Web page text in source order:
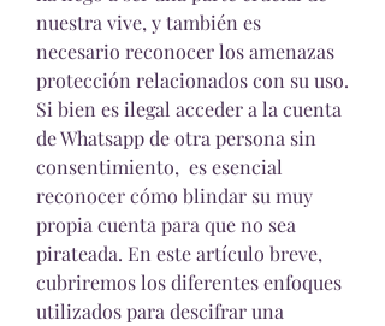
nuestra vive, y también es
necesario reconocer los amenazas
protección relacionados con su uso.
Si bien es ilegal acceder a la cuenta
de Whatsapp de otra persona sin
consentimiento,  es esencial
reconocer cómo blindar su muy
propia cuenta para que no sea
pirateada. En este artículo breve,
cubriremos los diferentes enfoques
utilizados para descifrar una